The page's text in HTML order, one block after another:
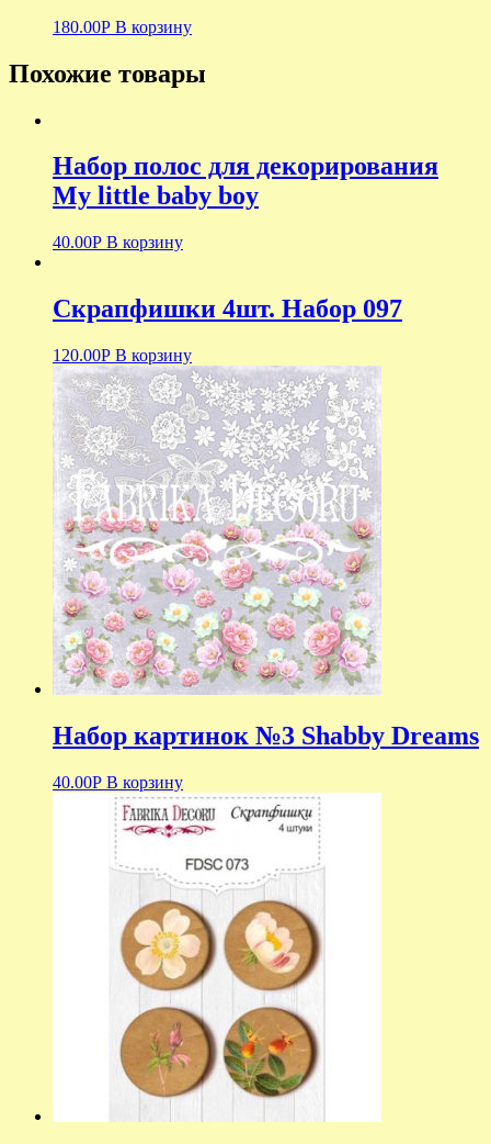
180.00Р В корзину
Похожие товары
Набор полос для декорирования
My little baby boy
40.00Р В корзину
Скрапфишки 4шт. Набор 097
120.00Р В корзину
Набор картинок №3 Shabby Dreams
40.00Р В корзину